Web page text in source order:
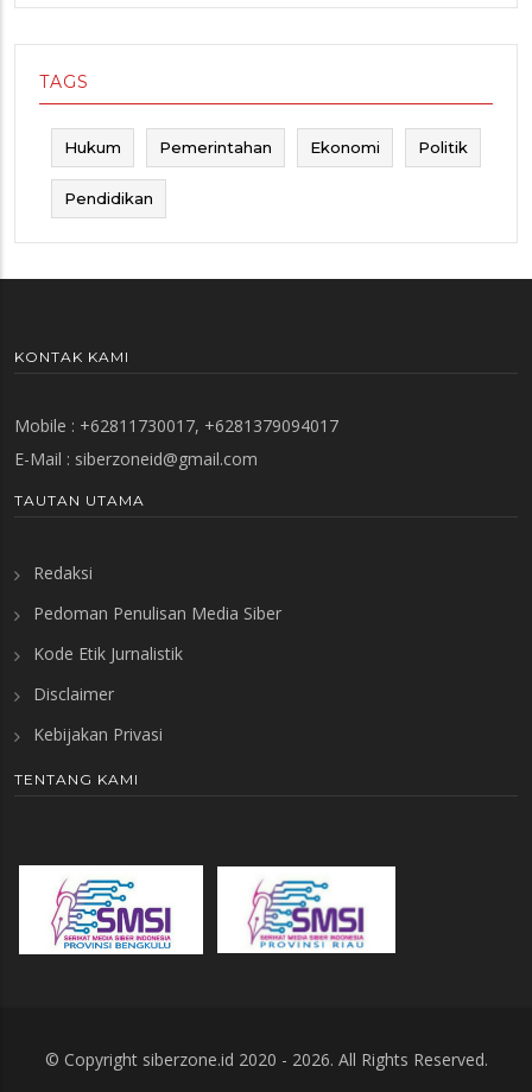
TAGS
Hukum Pemerintahan Ekonomi Politik
Pendidikan
KONTAK KAMI
Mobile : +62811730017, +6281379094017
E-Mail : siberzoneid@gmail.com
TAUTAN UTAMA
Redaksi
Pedoman Penulisan Media Siber
Kode Etik Jurnalistik
Disclaimer
Kebijakan Privasi
TENTANG KAMI
© Copyright siberzone.id 2020 - 2026. All Rights Reserved.